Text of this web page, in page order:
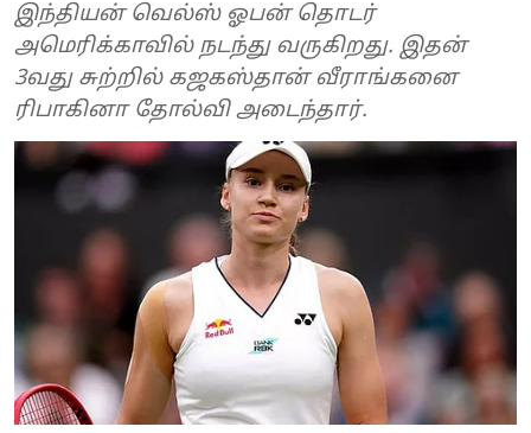
இந்தியன் வெல்ஸ் ஓபன் தொடர்
அமெரிக்காவில் நடந்து வருகிறது. இதன்
3வது சுற்றில் கஜகஸ்தான் வீராங்கனை
ரிபாகினா தோல்வி அடைந்தார்.